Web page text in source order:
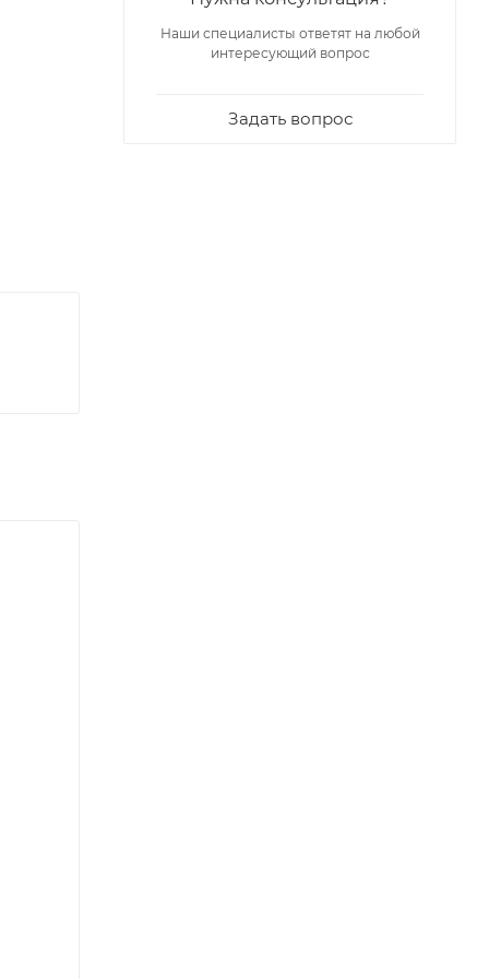
Наши специалисты ответят на любой
интересующий вопрос
Задать вопрос